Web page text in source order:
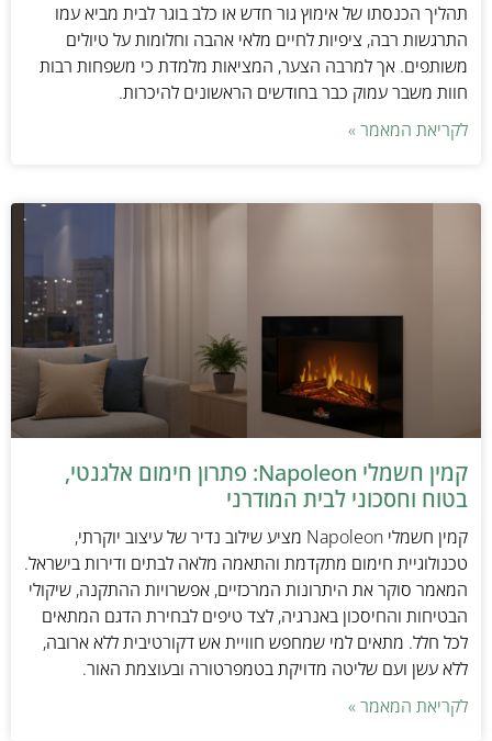
תהליך הכנסתו של אימוץ גור חדש או כלב בוגר לבית מביא עמו
התרגשות רבה, ציפיות לחיים מלאי אהבה וחלומות על טיולים
משותפים. אך למרבה הצער, המציאות מלמדת כי משפחות רבות
חוות משבר עמוק כבר בחודשים הראשונים להיכרות.
לקריאת המאמר »
קמין חשמלי Napoleon: פתרון חימום אלגנטי,
בטוח וחסכוני לבית המודרני
קמין חשמלי Napoleon מציע שילוב נדיר של עיצוב יוקרתי,
טכנולוגיית חימום מתקדמת והתאמה מלאה לבתים ודירות בישראל.
המאמר סוקר את היתרונות המרכזיים, אפשרויות ההתקנה, שיקולי
הבטיחות והחיסכון באנרגיה, לצד טיפים לבחירת הדגם המתאים
לכל חלל. מתאים למי שמחפש חוויית אש דקורטיבית ללא ארובה,
ללא עשן ועם שליטה מדויקת בטמפרטורה ובעוצמת האור.
לקריאת המאמר »